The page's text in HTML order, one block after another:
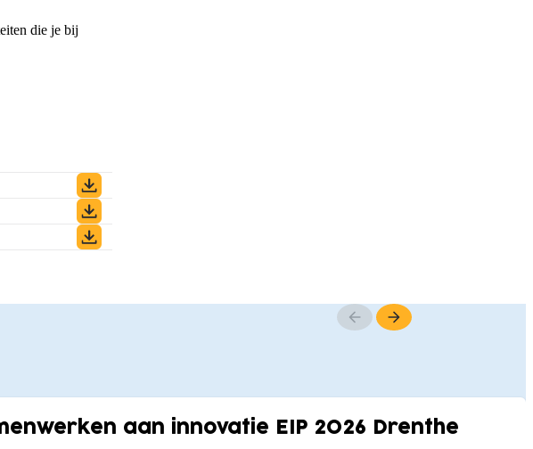
die je bij
aan innovatie EIP 2026 Drenthe